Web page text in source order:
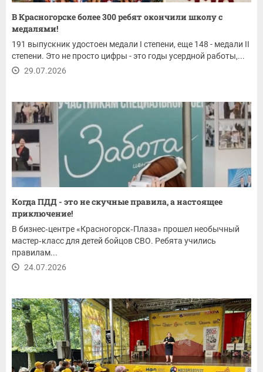
В Красногорске более 300 ребят окончили школу с
медалями!
191 выпускник удостоен медали I степени, еще 148 - медали II
степени. Это не просто цифры - это годы усердной работы,...
29.07.2026
Когда ПДД - это не скучные правила, а настоящее
приключение!
В бизнес‑центре «Красногорск‑Плаза» прошел необычный
мастер‑класс для детей бойцов СВО. Ребята учились
правилам...
24.07.2026